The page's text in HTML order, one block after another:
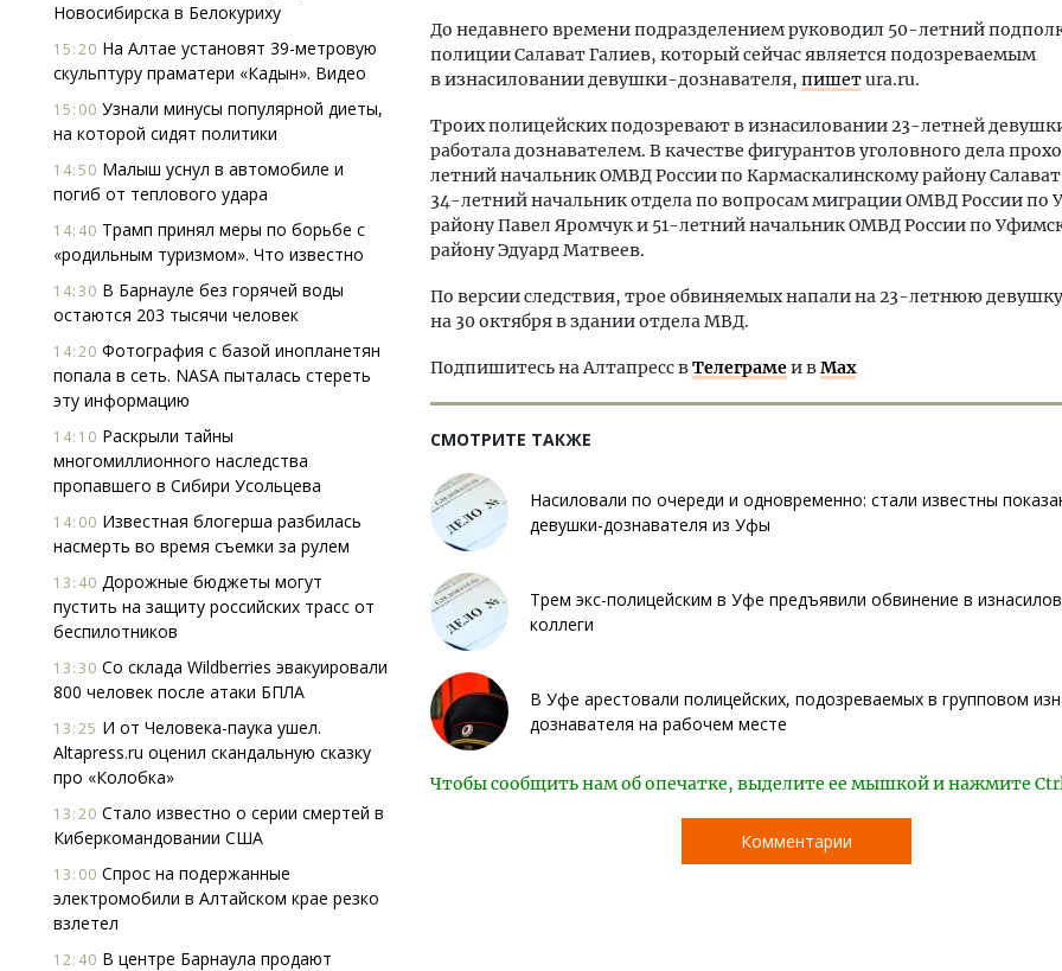
Новосибирска в Белокуриху
15:20 На Алтае установят 39-метровую
скульптуру праматери «Кадын». Видео
15:00 Узнали минусы популярной диеты,
на которой сидят политики
14:50 Малыш уснул в автомобиле и
погиб от теплового удара
14:40 Трамп принял меры по борьбе с
«родильным туризмом». Что известно
14:30 В Барнауле без горячей воды
остаются 203 тысячи человек
14:20 Фотография с базой инопланетян
попала в сеть. NASA пыталась стереть
эту информацию
14:10 Раскрыли тайны
многомиллионного наследства
пропавшего в Сибири Усольцева
14:00 Известная блогерша разбилась
насмерть во время съемки за рулем
13:40 Дорожные бюджеты могут
пустить на защиту российских трасс от
беспилотников
13:30 Со склада Wildberries эвакуировали
800 человек после атаки БПЛА
13:25 И от Человека-паука ушел.
Altapress.ru оценил скандальную сказку
про «Колобка»
13:20 Стало известно о серии смертей в
Киберкомандовании США
13:00 Спрос на подержанные
электромобили в Алтайском крае резко
взлетел
12:40 В центре Барнаула продают
До недавнего времени подразделением руководил 50-летний
полиции Салават Галиев, который сейчас является подозреваемым
в изнасиловании девушки-дознавателя, пишетura.ru.
Троих полицейских подозревают в изнасиловании 23-летней
работала дознавателем. В качестве фигурантов уголовного дела
летний начальник ОМВД России по Кармаскалинскому району Салават
34-летний начальник отдела по вопросам миграции ОМВД России по
району Павел Яромчук и 51-летний начальник ОМВД России по
району Эдуард Матвеев.
По версии следствия, трое обвиняемых напали на 23-летнюю
на 30 октября в здании отдела МВД.
Подпишитесь на Алтапресс вТелеграмеи вMax
СМОТРИТЕ ТАКЖЕ
Насиловали по очереди и одновременно: стали известны
девушки-дознавателя из Уфы
Трем экс-полицейским в Уфе предъявили обвинение в
коллеги
В Уфе арестовали полицейских, подозреваемых в групповом
дознавателя на рабочем месте
Чтобы сообщить нам об опечатке, выделите ее мышкой и нажмите
Комментарии